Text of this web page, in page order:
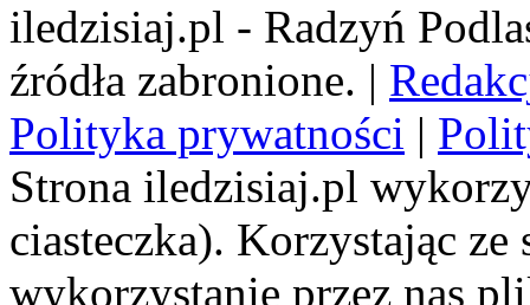
iledzisiaj.pl - Radzyń
źródła zabronione. |
Polityka prywatności |
Strona iledzisiaj.pl
ciasteczka). Korzystając
wykorzystanie przez nas